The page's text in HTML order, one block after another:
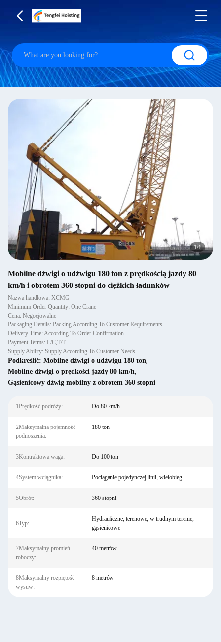
1/1
Mobilne dźwigi o udźwigu 180 ton z prędkością jazdy 80
km/h i obrotem 360 stopni do ciężkich ładunków
Nazwa handlowa: XCMG
Minimum Order Quantity: One Crane
Cena: Negocjowalne
Packaging Details: Packing According To Customer Requirements
Delivery Time: According To Order Confirmation
Payment Terms: L/C,T/T
Supply Ability: Supply According To Customer Needs
Podkreślić: Mobilne dźwigi o udźwigu 180 ton,
Mobilne dźwigi o prędkości jazdy 80 km/h,
Gąsienicowy dźwig mobilny z obrotem 360 stopni
1Prędkość podróży: Do 80 km/h
2Maksymalna pojemność
podnoszenia:
180 ton
3Kontraktowa waga: Do 100 ton
4System wciągnika: Pociąganie pojedynczej linii, wielobieg
5Obrót: 360 stopni
6Typ:
Hydrauliczne, terenowe, w trudnym terenie,
gąsienicowe
7Maksymalny promień
roboczy:
40 metrów
8Maksymalny rozpiętość
wysuw:
8 metrów